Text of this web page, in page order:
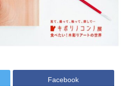
Facebook